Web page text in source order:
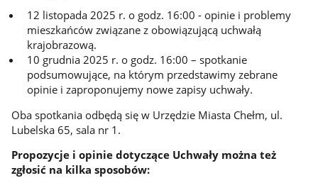
12 listopada 2025 r. o godz. 16:00 - opinie i problemy
mieszkańców związane z obowiązującą uchwałą
krajobrazową.
10 grudnia 2025 r. o godz. 16:00 – spotkanie
podsumowujące, na którym przedstawimy zebrane
opinie i zaproponujemy nowe zapisy uchwały.
Oba spotkania odbędą się w Urzędzie Miasta Chełm, ul.
Lubelska 65, sala nr 1.
Propozycje i opinie dotyczące Uchwały można też
zgłosić na kilka sposobów: